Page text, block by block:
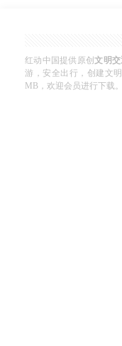
红动中国提供原创文明
游，安全出行，创建文
MB，欢迎会员进行下载。